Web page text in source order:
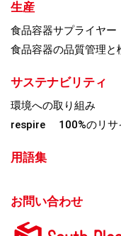
生産
食品容器サプライヤー
食品容器の品質管理と
サステナビリティ
環境への取り組み
respire 100%のリサ
用語集
お問い合わせ